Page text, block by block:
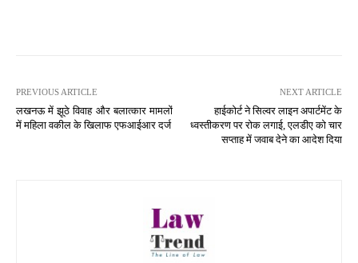
PREVIOUS ARTICLE
लखनऊ में झूठे विवाह और बलात्कार मामलों
में महिला वकील के खिलाफ एफआईआर दर्ज
NEXT ARTICLE
हाईकोर्ट ने सिल्वर लाइन अपार्टमेंट के
ध्वस्तीकरण पर रोक लगाई, एलडीए को चार
सप्ताह में जवाब देने का आदेश दिया